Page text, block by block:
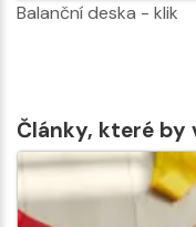
Balanční deska - klik
Články, které by